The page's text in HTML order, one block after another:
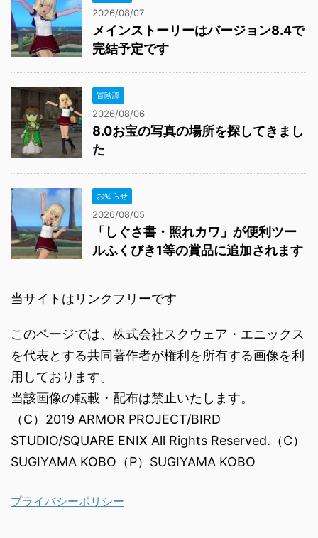
2026/08/07
メインストーリーはバージョン8.4で
完結予定です
冒険譚
2026/08/06
8.0お宝の写真の場所を探してきまし
た
お知らせ
2026/08/05
「しぐさ書・照れカワ」が便利ツー
ルふくびき1等の賞品に追加されます
当サイトはリンクフリーです
このページでは、株式会社スクウェア・エニックス
を代表とする共同著作者が権利を所有する画像を利
用しております。
当該画像の転載・配布は禁止いたします。
（C）2019 ARMOR PROJECT/BIRD
STUDIO/SQUARE ENIX All Rights Reserved.（C）
SUGIYAMA KOBO（P）SUGIYAMA KOBO
プライバシーポリシー